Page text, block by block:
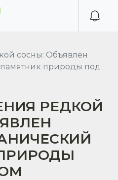
сосны: Объявлен
природы под
РЕДКОЙ